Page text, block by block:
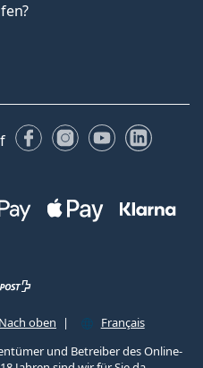
FacebookInstagram
YouTube
Nach oben
Français
und Betreiber des Online-